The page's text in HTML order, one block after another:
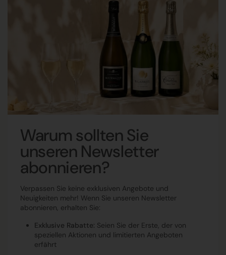
Warum sollten Sie
unseren Newsletter
abonnieren?
Verpassen Sie keine exklusiven Angebote und
Neuigkeiten mehr! Wenn Sie unseren Newsletter
abonnieren, erhalten Sie:
Exklusive Rabatte: Seien Sie der Erste, der von
speziellen Aktionen und limitierten Angeboten
erfährt